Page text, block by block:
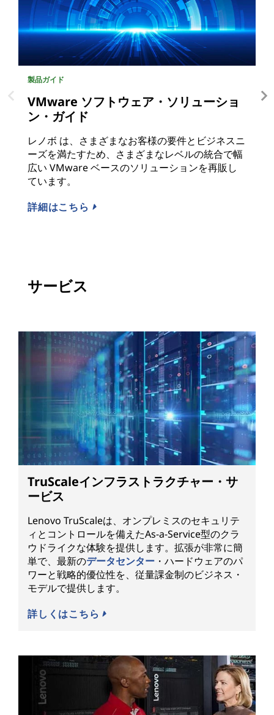
製品ガイド
VMware ソフトウェア・ソリューショ
ン・ガイド
レノボ は、さまざまなお客様の要件とビジネスニ
ーズを満たすため、さまざまなレベルの統合で幅
広い VMware ベースのソリューションを再販し
ています。
詳細はこちら
サービス
TruScaleインフラストラクチャー・サ
ービス
Lenovo TruScaleは、オンプレミスのセキュリテ
ィとコントロールを備えたAs-a-Service型のクラ
ウドライクな体験を提供します。拡張が非常に簡
単で、最新のデータセンター ・ハードウェアのパ
ワーと戦略的優位性を、従量課金制のビジネス・
モデルで提供します。
詳しくはこちら